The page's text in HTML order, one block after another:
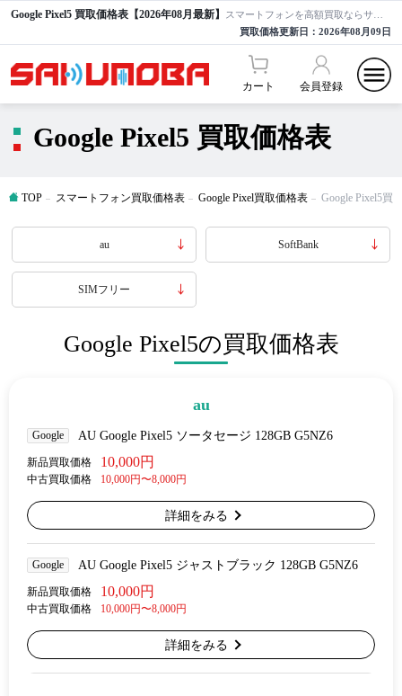
Google Pixel5 買取価格表【2026年08月最新】
買取価格更新日： 2026年08月09日
カート 会員登録
Google Pixel5 買取価格表
TOP スマートフォン買取価格表 Google Pixel買取価格表 Google Pixel5買
au SoftBank
SIMフリー
Google Pixel5の買取価格表
au
Google AU Google Pixel5 ソータセージ 128GB G5NZ6
新品買取価格 10,000円
中古買取価格 10,000円〜8,000円
詳細をみる
Google AU Google Pixel5 ジャストブラック 128GB G5NZ6
新品買取価格 10,000円
中古買取価格 10,000円〜8,000円
詳細をみる